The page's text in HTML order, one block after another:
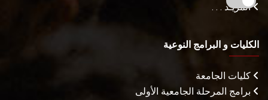
المزيـد . . .
الكليات و البرامج النوعية
كليات الجامعة
برامج المرحلة الجامعية الأولى